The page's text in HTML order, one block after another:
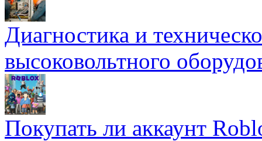
Диагностика и
высоковольтного
Покупать ли аккаунт